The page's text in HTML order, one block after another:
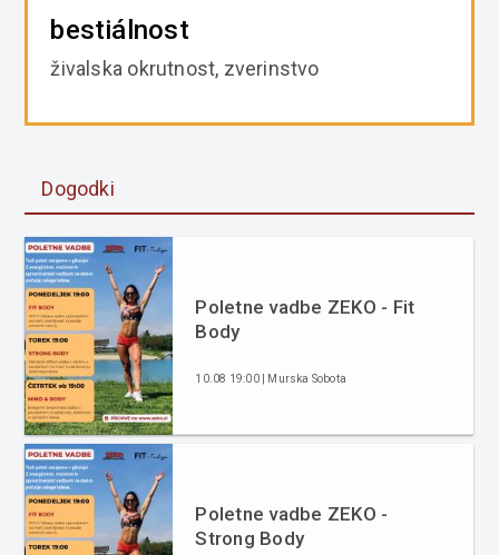
bestiálnost
živalska okrutnost, zverinstvo
Dogodki
Poletne vadbe ZEKO - Fit
Body
10.08 19:00 | Murska Sobota
Poletne vadbe ZEKO -
Strong Body